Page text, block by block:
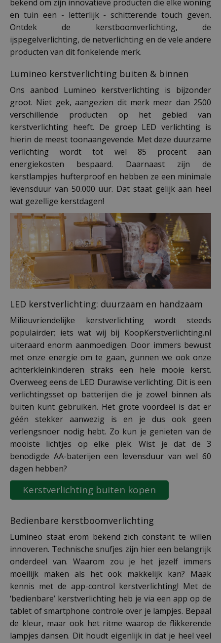
bekend om zijn innovatieve producten die elke woning
en tuin een - letterlijk - schitterende touch geven.
Ontdek de kerstboomverlichting, de
ijspegelverlichting, de netverlichting en de vele andere
producten van dit fonkelende merk.
Lumineo kerstverlichting buiten & binnen
Ons aanbod Lumineo kerstverlichting is bijzonder
groot. Niet gek, aangezien dit merk meer dan 2500
verschillende producten op het gebied van
kerstverlichting heeft. De groep LED verlichting is
hierin de meest toonaangevende. Met deze duurzame
verlichting wordt tot wel 85 procent aan
energiekosten bespaard. Daarnaast zijn de
kerstlampjes hufterproof en hebben ze een minimale
levensduur van 50.000 uur. Dat staat gelijk aan heel
wat gezellige kerstdagen!
LED kerstverlichting: duurzaam en handzaam
Milieuvriendelijke kerstverlichting wordt steeds
populairder; iets wat wij bij KoopKerstverlichting.nl
uiteraard enorm aanmoedigen. Door immers bewust
met onze energie om te gaan, gunnen we ook onze
achterkleinkinderen straks een hele mooie kerst.
Overweeg eens de LED Durawise verlichting. Dit is een
verlichtingsset op batterijen die je zowel binnen als
buiten kunt gebruiken. Het grote voordeel is dat er
géén stekker aanwezig is en je dus ook geen
verlengsnoer nodig hebt. Zo kun je genieten van de
mooiste lichtjes op elke plek. Wist je dat de 3
benodigde AA-baterijen een levensduur van wel 60
dagen hebben?
Kerstverlichting buiten kopen
Bedienbare kerstboomverlichting
Lumineo staat erom bekend zich constant te willen
innoveren. Technische snufjes zijn hier een belangrijk
onderdeel van. Waarom zou je het jezelf immers
moeilijk maken als het ook makkelijk kan? Maak
kennis met de app-control kerstverlichting! Met de
‘bedienbare’ kerstverlichting heb je via een app op de
tablet of smartphone controle over je lampjes. Bepaal
de kleur, maar ook het ritme waarop de flikkerende
lampjes dansen. Dit houdt eigenlijk in dat je heel veel